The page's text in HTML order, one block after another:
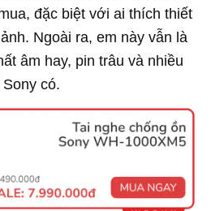
đặc biệt với ai thích thiết
Ngoài ra, em này vẫn là
âm hay, pin trâu và nhiều
có.